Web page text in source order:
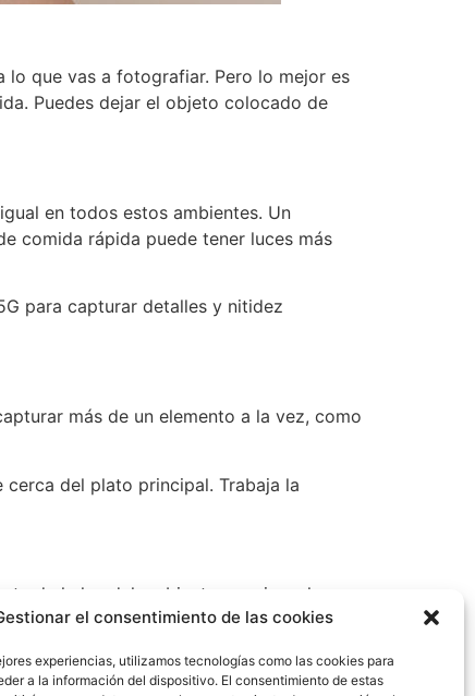
el consentimiento de las cookies
experiencias, utilizamos tecnologías como las cookies para
a la información del dispositivo. El consentimiento de estas
lo que vas a fotografiar. Pero lo mejor es
Puedes dejar el objeto colocado de
en todos estos ambientes. Un
comida rápida puede tener luces más
para capturar detalles y nitidez
más de un elemento a la vez, como
del plato principal. Trabaja la
de la luz del ambiente, gracias a las
Food o sacar selfies con tu Galaxy S23
Obtén más información de la